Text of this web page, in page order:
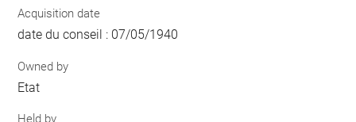
Acquisition date
date du conseil : 07/05/1940
Owned by
Etat
Held by